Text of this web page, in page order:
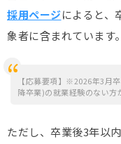
採用ページによると、
象者に含まれています。
【応募要項】※2026年3月
降卒業)の就業経験のない方
ただし、卒業後3年以